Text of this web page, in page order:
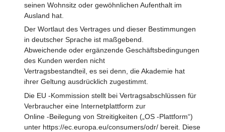
seinen Wohnsitz oder gewöhnlichen Aufenthalt im
Ausland hat.
Der Wortlaut des Vertrages und dieser Bestimmungen
in deutscher Sprache ist maßgebend.
Abweichende oder ergänzende Geschäftsbedingungen
des Kunden werden nicht
Vertragsbestandteil, es sei denn, die Akademie hat
ihrer Geltung ausdrücklich zugestimmt.
Die EU -Kommission stellt bei Vertragsabschlüssen für
Verbraucher eine Internetplattform zur
Online -Beilegung von Streitigkeiten („OS -Plattform“)
unter https://ec.europa.eu/consumers/odr/ bereit. Diese